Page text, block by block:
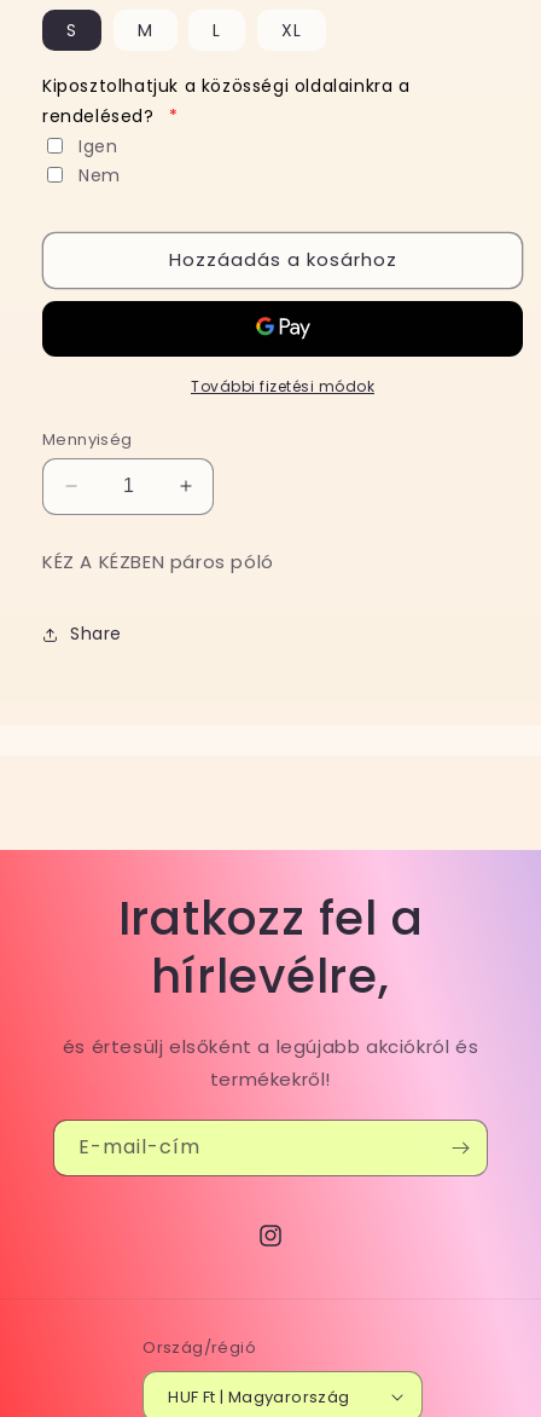
S M L XL
Kiposztolhatjuk a közösségi oldalainkra a
rendelésed?
*
Igen
Nem
Hozzáadás a kosárhoz
További fizetési módok
Mennyiség
A
KÉZBEN
páros
mennyiségének
KÉZ
A
páros
KÉZ A KÉZBEN páros póló
Share
Iratkozz fel a
hírlevélre,
és értesülj elsőként a legújabb akciókról és
termékekről!
E-mail-cím
Instagram
Ország/régió
HUF Ft | Magyarország